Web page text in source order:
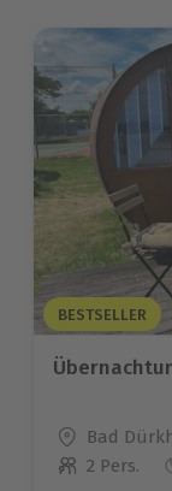
BESTSELLER
Standort
Bad
Anzahl der
2 Pers.